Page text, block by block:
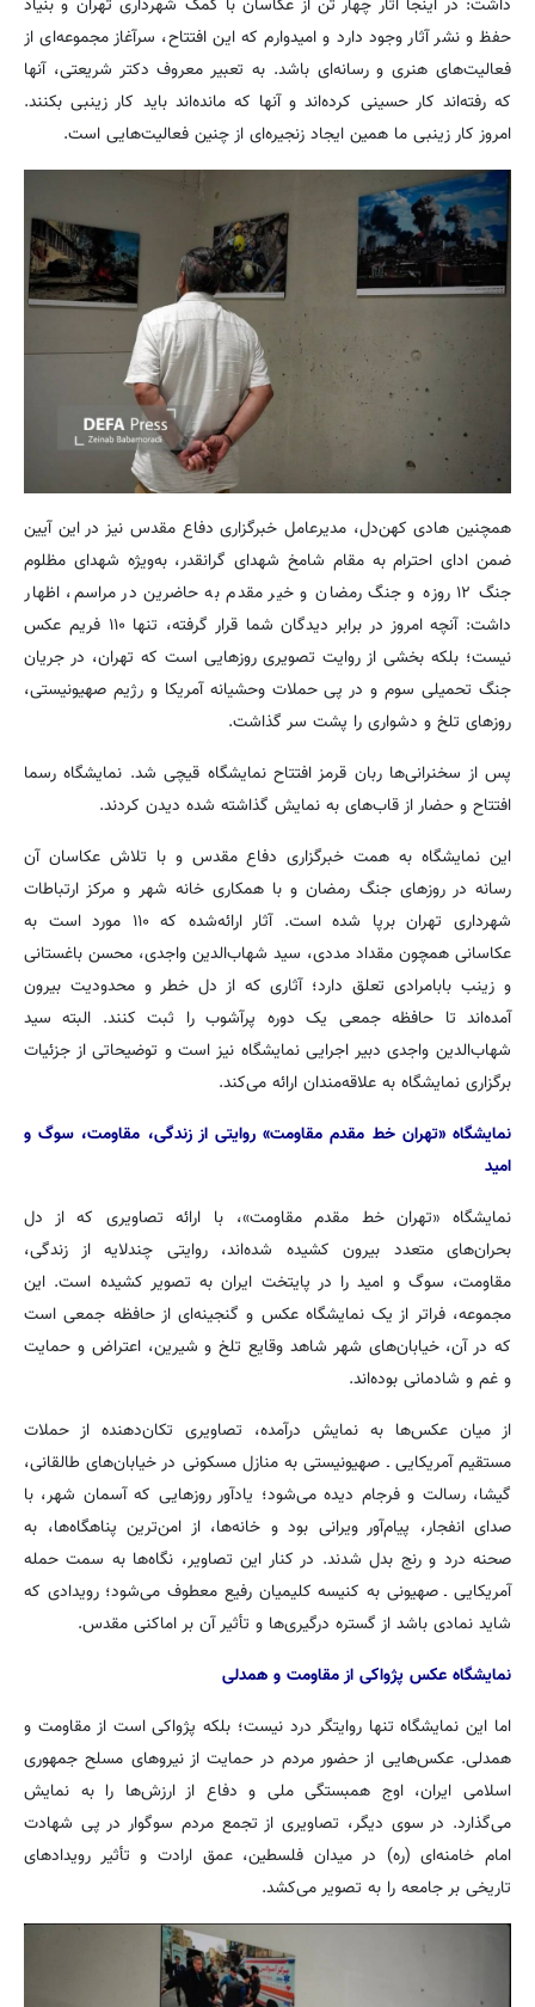
حفظ و نشر آثار وجود دارد و امیدوارم که این افتتاح، سرآغاز مجموعه‌ای از
فعالیت‌های هنری و رسانه‌ای باشد. به تعبیر معروف دکتر شریعتی، آنها
که رفته‌اند کار حسینی کرده‌اند و آنها که مانده‌اند باید کار زینبی بکنند.
امروز کار زینبی ما همین ایجاد زنجیره‌ای از چنین فعالیت‌هایی است.
همچنین هادی کهن‌دل، مدیرعامل خبرگزاری دفاع مقدس نیز در این آیین
ضمن ادای احترام به مقام شامخ شهدای گرانقدر، به‌ویژه شهدای مظلوم
جنگ ۱۲ روزه و جنگ رمضان و خیر مقدم به حاضرین در مراسم، اظهار
داشت: آنچه امروز در برابر دیدگان شما قرار گرفته، تنها ۱۱۰ فریم عکس
نیست؛ بلکه بخشی از روایت تصویری روزهایی است که تهران، در جریان
جنگ تحمیلی سوم و در پی حملات وحشیانه آمریکا و رژیم صهیونیستی،
روزهای تلخ و دشواری را پشت سر گذاشت.
پس از سخنرانی‌ها ربان قرمز افتتاح نمایشگاه قیچی شد. نمایشگاه رسما
افتتاح و حضار از قاب‌های به نمایش گذاشته شده دیدن کردند.
این نمایشگاه به همت خبرگزاری دفاع مقدس و با تلاش عکاسان آن
رسانه در روزهای جنگ رمضان و با همکاری خانه شهر و مرکز ارتباطات
شهرداری تهران برپا شده است. آثار ارائه‌شده که ۱۱۰ مورد است به
عکاسانی همچون مقداد مددی، سید شهاب‌الدین واجدی، محسن باغستانی
و زینب بابامرادی تعلق دارد؛ آثاری که از دل خطر و محدودیت بیرون
آمده‌اند تا حافظه جمعی یک دوره پرآشوب را ثبت کنند. البته سید
شهاب‌الدین واجدی دبیر اجرایی نمایشگاه نیز است و توضیحاتی از جزئیات
برگزاری نمایشگاه به علاقه‌مندان ارائه می‌کند.
نمایشگاه «تهران خط مقدم مقاومت» روایتی از زندگی، مقاومت، سوگ و
امید
نمایشگاه «تهران خط مقدم مقاومت»، با ارائه‌ تصاویری که از دل
بحران‌های متعدد بیرون کشیده شده‌اند، روایتی چندلایه از زندگی،
مقاومت، سوگ و امید را در پایتخت ایران به تصویر کشیده است. این
مجموعه، فراتر از یک نمایشگاه عکس و گنجینه‌ای از حافظه جمعی است
که در آن، خیابان‌های شهر شاهد وقایع تلخ و شیرین، اعتراض و حمایت
و غم و شادمانی بوده‌اند.
از میان عکس‌ها به نمایش درآمده، تصاویری تکان‌دهنده از حملات
مستقیم آمریکایی ـ صهیونیستی به منازل مسکونی در خیابان‌های طالقانی،
گیشا، رسالت و فرجام دیده می‌شود؛ یادآور روزهایی که آسمان شهر، با
صدای انفجار، پیام‌آور ویرانی بود و خانه‌ها، از امن‌ترین پناهگاه‌ها، به
صحنه درد و رنج بدل شدند. در کنار این تصاویر، نگاه‌ها به سمت حمله‌
آمریکایی ـ صهیونی به کنیسه کلیمیان رفیع معطوف می‌شود؛ رویدادی که
شاید نمادی باشد از گستره‌ درگیری‌ها و تأثیر آن بر اماکنی مقدس.
نمایشگاه عکس پژواکی از مقاومت و همدلی
اما این نمایشگاه تنها روایتگر درد نیست؛ بلکه پژواکی است از مقاومت و
همدلی. عکس‌هایی از حضور مردم در حمایت از نیروهای مسلح جمهوری
اسلامی ایران، اوج همبستگی ملی و دفاع از ارزش‌ها را به نمایش
می‌گذارد. در سوی دیگر، تصاویری از تجمع مردم سوگوار در پی شهادت
امام خامنه‌ای (ره) در میدان فلسطین، عمق ارادت و تأثیر رویدادهای
تاریخی بر جامعه را به تصویر می‌کشد.